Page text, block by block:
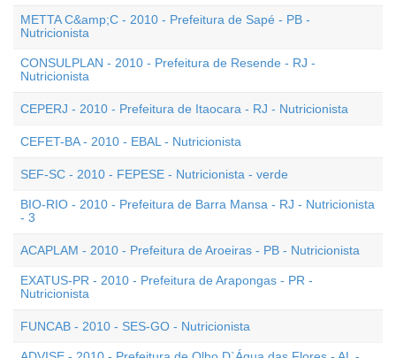
METTA C&amp;C - 2010 - Prefeitura de Sapé - PB -
Nutricionista
CONSULPLAN - 2010 - Prefeitura de Resende - RJ -
Nutricionista
CEPERJ - 2010 - Prefeitura de Itaocara - RJ - Nutricionista
CEFET-BA - 2010 - EBAL - Nutricionista
SEF-SC - 2010 - FEPESE - Nutricionista - verde
BIO-RIO - 2010 - Prefeitura de Barra Mansa - RJ - Nutricionista
- 3
ACAPLAM - 2010 - Prefeitura de Aroeiras - PB - Nutricionista
EXATUS-PR - 2010 - Prefeitura de Arapongas - PR -
Nutricionista
FUNCAB - 2010 - SES-GO - Nutricionista